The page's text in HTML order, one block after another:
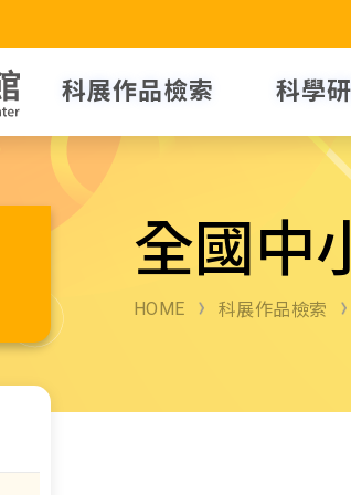
科展作品檢索 科學
全國中
HOME 科展作品檢索